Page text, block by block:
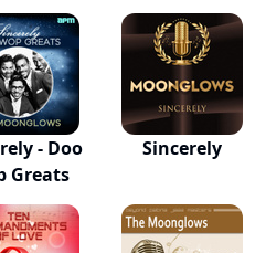
- Doo
Greats
Sincerely